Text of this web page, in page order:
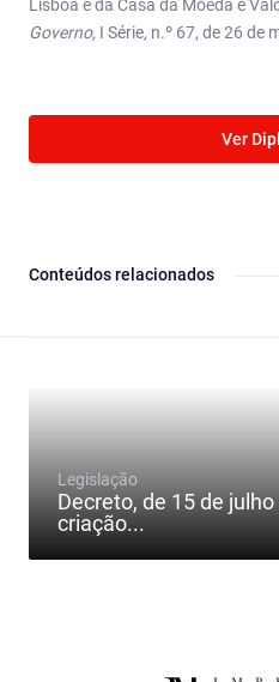
Lisboa e da Casa da Moeda e
Governo, I Série, n.º 67, de 26 de
Ver
Conteúdos relacionados
Legislação
Decreto, de 15 de
criação...